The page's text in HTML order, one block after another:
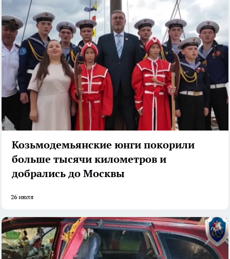
Козьмодемьянские юнги покорили
больше тысячи километров и
добрались до Москвы
26 июля